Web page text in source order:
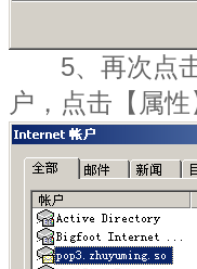
5、再次点击
户，点击【属